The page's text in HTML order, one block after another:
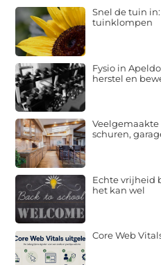
Snel de tuin
tuinklompen
Fysio in
herstel en
schuren,
Echte vrijheid
het kan wel
Core Web